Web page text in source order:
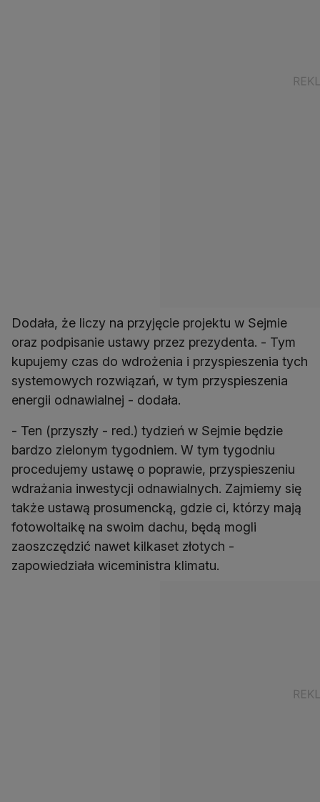
Dodała, że liczy na przyjęcie projektu w Sejmie
oraz podpisanie ustawy przez prezydenta. - Tym
kupujemy czas do wdrożenia i przyspieszenia tych
systemowych rozwiązań, w tym przyspieszenia
- Ten (przyszły - red.) tydzień w Sejmie będzie
bardzo zielonym tygodniem. W tym tygodniu
procedujemy ustawę o poprawie, przyspieszeniu
wdrażania inwestycji odnawialnych. Zajmiemy się
także ustawą prosumencką, gdzie ci, którzy mają
fotowoltaikę na swoim dachu, będą mogli
zaoszczędzić nawet kilkaset złotych -
zapowiedziała wiceministra klimatu.